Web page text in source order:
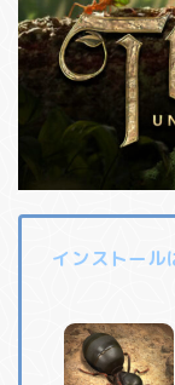
インストール